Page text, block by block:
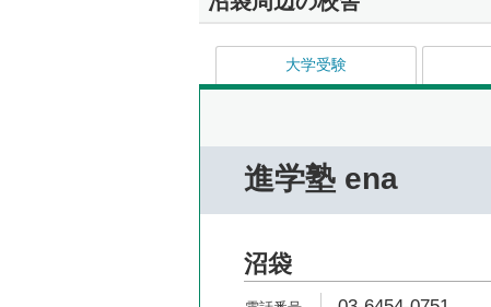
大学受験
進学塾 ena
沼袋